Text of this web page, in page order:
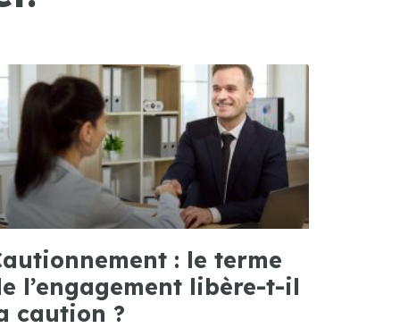
: le terme
l’engagement libère-t-il
caution ?